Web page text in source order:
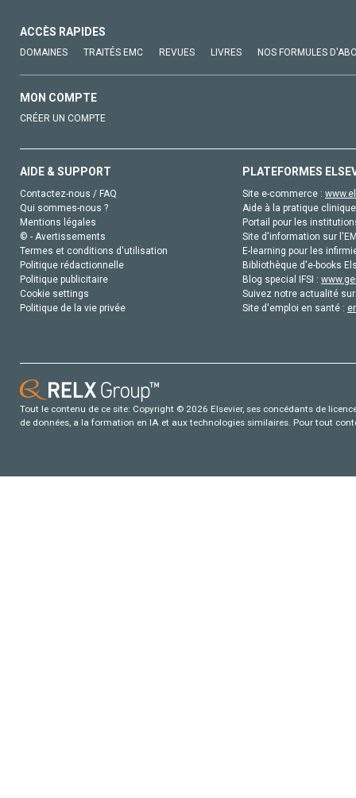
ACCÈS RAPIDES
DOMAINES TRAITÉS EMC REVUES LIVRES NOS FORMULES
MON COMPTE
CRÉER UN COMPTE
AIDE & SUPPORT
Contactez-nous / FAQ
Qui sommes-nous ?
Mentions légales
© - Avertissements
Termes et conditions d'utilisation
Politique rédactionnelle
Politique publicitaire
Cookie settings
Politique de la vie privée
PLATEFORMES
Site e-commerce :
Aide à la pratique
Portail pour les
Site d'information sur
E-learning pour les
Bibliothèque d'e-books
Blog special IFSI :
Suivez notre actualité
Site d'emploi en santé :
Tout le contenu de ce site: Copyright © 2026 Elsevier, ses concédants de
de données, a la formation en IA et aux technologies similaires. Pour tout